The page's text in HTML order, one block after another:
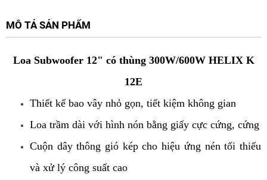
MÔ TẢ SẢN PHẨM
Loa Subwoofer 12" có thùng 300W/600W HELIX K
12E
Thiết kế bao vây nhỏ gọn, tiết kiệm không gian
Loa trầm dài với hình nón bằng giấy cực cứng, cứng
Cuộn dây thông gió kép cho hiệu ứng nén tối thiểu
và xử lý công suất cao